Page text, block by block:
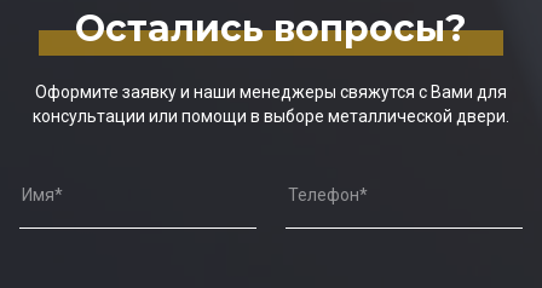
Остались вопросы?
Оформите заявку и наши менеджеры свяжутся с Вами для
консультации или помощи в выборе металлической двери.